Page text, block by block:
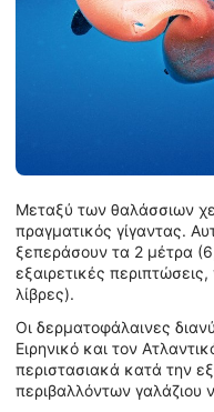
Μεταξύ των θαλάσσιων
πραγματικός γίγαντας.
ξεπεράσουν τα 2 μέτρα
εξαιρετικές
λίβρες).
Οι δερματοφάλαινες
Ειρηνικό και τον
περιστασιακά κατά την
περιβαλλόντων γαλάζιου